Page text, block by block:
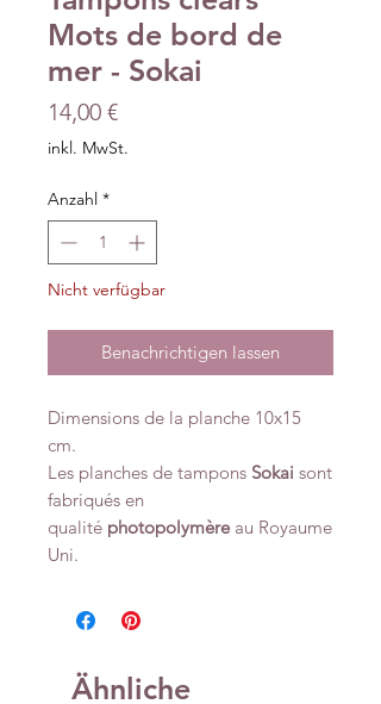
Mots de bord de
mer - Sokai
14,00 €Preis
inkl. MwSt.
Anzahl *
Nicht verfügbar
Benachrichtigen lassen
Dimensions de la planche 10x15
cm.
Les planches de tampons Sokai sont
fabriqués en
qualité photopolymère au Royaume
Uni.
Ähnliche